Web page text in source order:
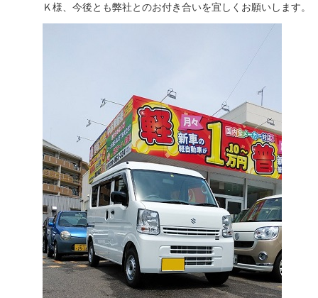
Ｋ様、今後とも弊社とのお付き合いを宜しくお願いします。